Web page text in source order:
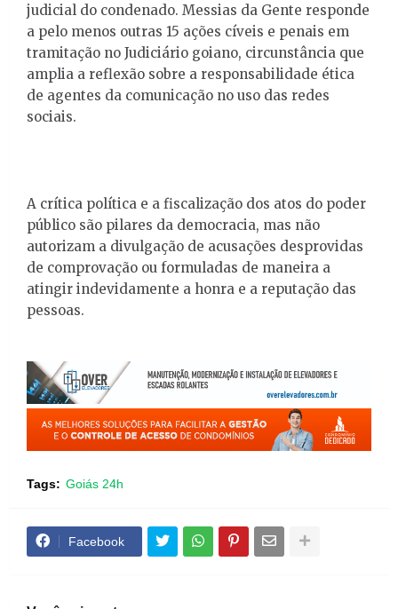
judicial do condenado. Messias da Gente responde
a pelo menos outras 15 ações cíveis e penais em
tramitação no Judiciário goiano, circunstância que
amplia a reflexão sobre a responsabilidade ética
de agentes da comunicação no uso das redes
sociais.
A crítica política e a fiscalização dos atos do poder
público são pilares da democracia, mas não
autorizam a divulgação de acusações desprovidas
de comprovação ou formuladas de maneira a
atingir indevidamente a honra e a reputação das
pessoas.
Tags: Goiás 24h
Facebook